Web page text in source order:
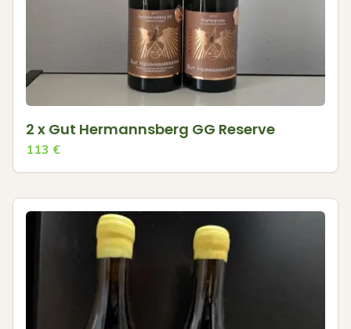
2 x Gut Hermannsberg GG Reserve
113 €